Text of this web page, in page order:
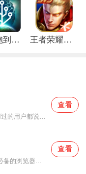
从细胞到奇点手游 王者荣耀无限点券解锁版
uc浏览器app免费版是一款使用过的用户都说好用的浏览器软件，在这款uc浏览器app免费版中都为用户们打造了非常多便利的功能，当你们在体验的时候都可以变，快速的搜索引擎功能可以帮助用户们更快的找到各种信息，而且还有很多有趣的书籍可以自由浏览阅读的哦，有需要
查看
查看